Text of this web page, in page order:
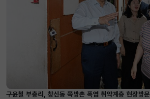
구윤철 부총리, 창신동 쪽방촌 폭염 취약계층 현장방문